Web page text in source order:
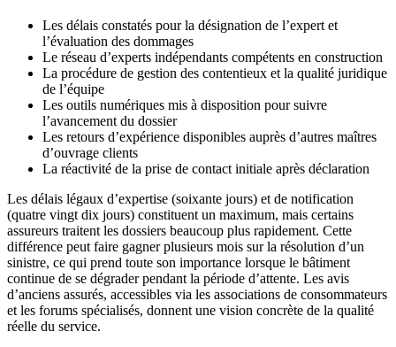
Les délais constatés pour la désignation de l’expert et
l’évaluation des dommages
Le réseau d’experts indépendants compétents en construction
La procédure de gestion des contentieux et la qualité juridique
de l’équipe
Les outils numériques mis à disposition pour suivre
l’avancement du dossier
Les retours d’expérience disponibles auprès d’autres maîtres
d’ouvrage clients
La réactivité de la prise de contact initiale après déclaration
Les délais légaux d’expertise (soixante jours) et de notification
(quatre vingt dix jours) constituent un maximum, mais certains
assureurs traitent les dossiers beaucoup plus rapidement. Cette
différence peut faire gagner plusieurs mois sur la résolution d’un
sinistre, ce qui prend toute son importance lorsque le bâtiment
continue de se dégrader pendant la période d’attente. Les avis
d’anciens assurés, accessibles via les associations de consommateurs
et les forums spécialisés, donnent une vision concrète de la qualité
réelle du service.